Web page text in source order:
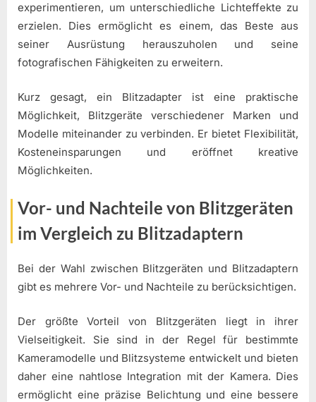
experimentieren, um unterschiedliche Lichteffekte zu
erzielen. Dies ermöglicht es einem, das Beste aus
seiner Ausrüstung herauszuholen und seine
fotografischen Fähigkeiten zu erweitern.
Kurz gesagt, ein Blitzadapter ist eine praktische
Möglichkeit, Blitzgeräte verschiedener Marken und
Modelle miteinander zu verbinden. Er bietet Flexibilität,
Kosteneinsparungen und eröffnet kreative
Möglichkeiten.
Vor- und Nachteile von Blitzgeräten
im Vergleich zu Blitzadaptern
Bei der Wahl zwischen Blitzgeräten und Blitzadaptern
gibt es mehrere Vor- und Nachteile zu berücksichtigen.
Der größte Vorteil von Blitzgeräten liegt in ihrer
Vielseitigkeit. Sie sind in der Regel für bestimmte
Kameramodelle und Blitzsysteme entwickelt und bieten
daher eine nahtlose Integration mit der Kamera. Dies
ermöglicht eine präzise Belichtung und eine bessere